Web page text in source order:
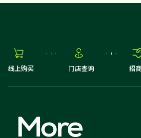

线上购买

门店查询 招
More